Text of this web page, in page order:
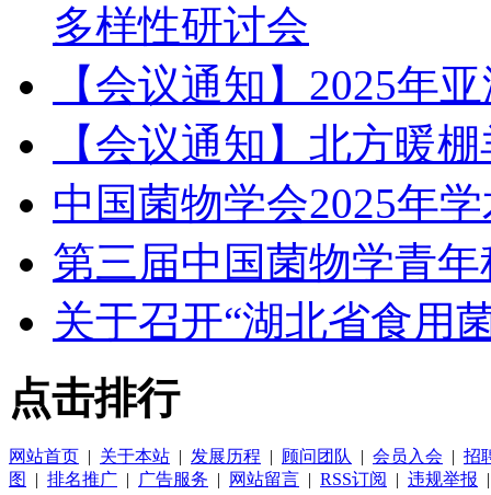
多样性研讨会
【会议通知】2025年
【会议通知】北方暖
中国菌物学会2025年
第三届中国菌物学青
关于召开“湖北省食用
点击排行
网站首页 | 关于本站 | 发展历程 | 顾问团队 | 会员入会 | 招
图
| 排名推广 | 广告服务 | 网站留言 | RSS订阅 | 违规举报